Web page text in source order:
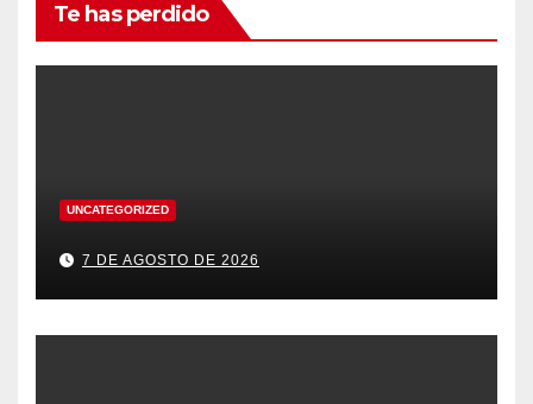
Te has perdido
UNCATEGORIZED
7 DE AGOSTO DE 2026